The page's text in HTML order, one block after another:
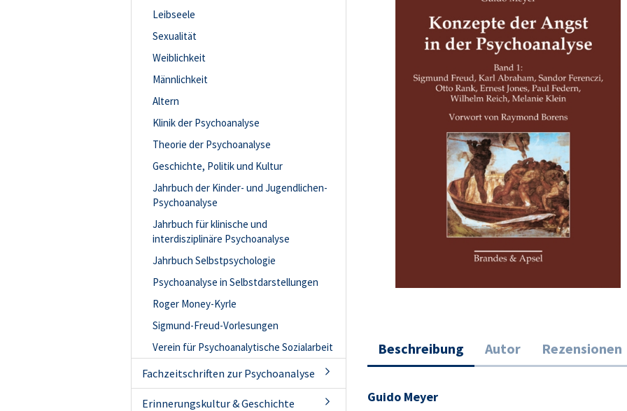
Beschreibung Autor Rezensionen
Guido Meyer
Leibseele
Sexualität
Weiblichkeit
Männlichkeit
Altern
Klinik der Psychoanalyse
Theorie der Psychoanalyse
Geschichte, Politik und Kultur
Jahrbuch der Kinder- und Jugendlichen-
Psychoanalyse
Jahrbuch für klinische und
interdisziplinäre Psychoanalyse
Jahrbuch Selbstpsychologie
Psychoanalyse in Selbstdarstellungen
Roger Money-Kyrle
Sigmund-Freud-Vorlesungen
Verein für Psychoanalytische Sozialarbeit
Fachzeitschriften zur Psychoanalyse
Erinnerungskultur & Geschichte